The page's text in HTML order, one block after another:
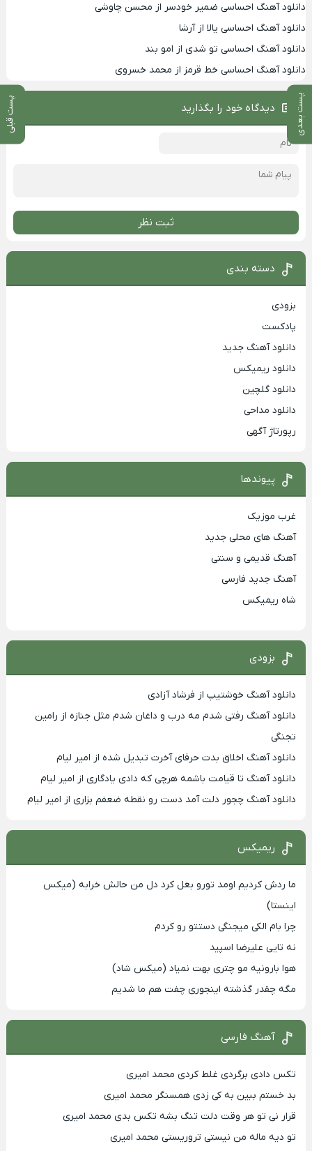
پست بعدی پست قبلی
دانلود آهنگ احساسی ضمیر خودسر از محسن چاوشی
دانلود آهنگ احساسی یالا از آرشا
دانلود آهنگ احساسی تو شدی از امو بند
دانلود آهنگ احساسی خط قرمز از محمد خسروی
دیدگاه خود را بگذارید
ثبت نظر
دسته بندی
بزودی
پادکست
دانلود آهنگ جدید
دانلود ریمیکس
دانلود گلچین
دانلود مداحی
رپورتاژ آگهی
پیوندها
غرب موزیک
آهنگ های محلی جدید
آهنگ قدیمی و سنتی
آهنگ جدید فارسی
شاه ریمیکس
بزودی
دانلود آهنگ خوشتیپ از فرشاد آزادی
دانلود آهنگ رفتی شدم مه درب و داغان شدم مثل جنازه از رامین
تجنگی
دانلود آهنگ اخلاق بدت حرفای آخرت تبدیل شده از امیر لیام
دانلود آهنگ تا قیامت باشمه هرچی که دادی یادگاری از امیر لیام
دانلود آهنگ چجور دلت آمد دست رو نقطه ضعفم بزاری از امیر لیام
ریمیکس
ما ردش کردیم اومد تورو بغل کرد دل من حالش خرابه (میکس
اینستا)
چرا بام الکی میجنگی دستتو رو کردم
نه تایی علیرضا اسپید
هوا بارونیه مو چتری بهت نمیاد (میکس شاد)
مگه چقدر گذشته اینجوری چفت هم ما شدیم
آهنگ فارسی
تکس دادی برگردی غلط کردی محمد امیری
بد خستم ببین به کی زدی همسنگر محمد امیری
قرار نی تو هر وقت دلت تنگ بشه تکس بدی محمد امیری
تو دیه ماله من نیستی تروریستی محمد امیری